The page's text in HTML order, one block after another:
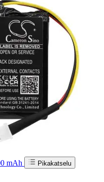
mAh Pikakatselu